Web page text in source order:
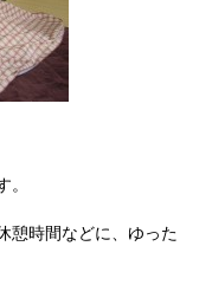
憩時間などに、ゆった